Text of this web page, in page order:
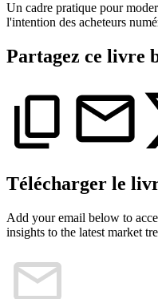
Un cadre pratique pour
l'intention des acheteurs
Partagez ce livre
Télécharger le
Add your email below to
insights to the latest market